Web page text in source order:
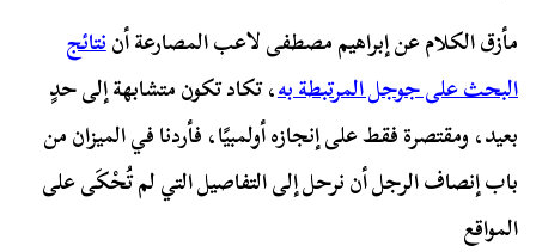
مأزق الكلام عن إبراهيم مصطفى لاعب المصارعة أننتائج
البحث على جوجل المرتبطة به، تكاد تكون متشابهة إلى حدٍ
بعيد، ومقتصرة فقط على إنجازه أولمبيًا، فأردنا في الميزان من
باب إنصاف الرجل أن نرحل إلى التفاصيل التي لم تُحْكَى على
المواقع